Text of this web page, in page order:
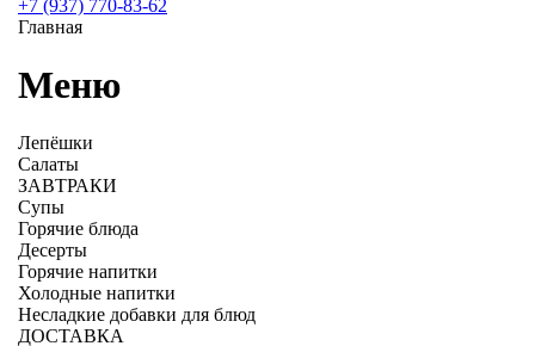
+7 (937) 770-83-62
Главная
Меню
Лепёшки
Салаты
ЗАВТРАКИ
Супы
Горячие блюда
Десерты
Горячие напитки
Холодные напитки
Несладкие добавки для блюд
ДОСТАВКА